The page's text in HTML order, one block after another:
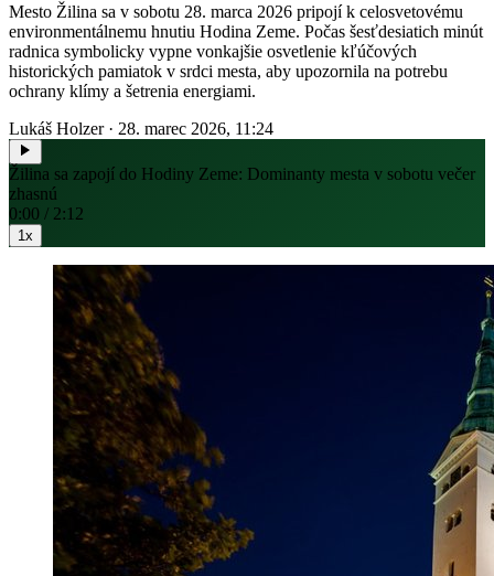
Mesto Žilina sa v sobotu 28. marca 2026 pripojí k celosvetovému
environmentálnemu hnutiu Hodina Zeme. Počas šesťdesiatich minút
radnica symbolicky vypne vonkajšie osvetlenie kľúčových
historických pamiatok v srdci mesta, aby upozornila na potrebu
ochrany klímy a šetrenia energiami.
Lukáš Holzer · 28. marec 2026, 11:24
Žilina sa zapojí do Hodiny Zeme: Dominanty mesta v sobotu večer
zhasnú
0:00 / 2:12
1x